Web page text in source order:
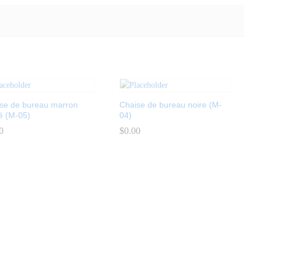
de bureau marron
(M-05)
Chaise de bureau noire (M-
04)
$0.00
$0.00